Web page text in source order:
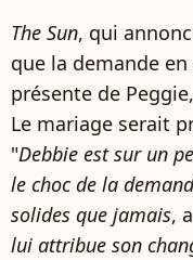
The Sun, qui
que la demande
présente de
Le mariage serait
"Debbie est sur un
le choc de la
solides que jamais,
lui attribue son